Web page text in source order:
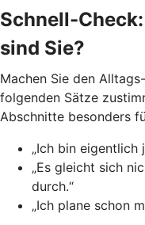
Schnell-
sind Sie?
Machen Sie den
folgenden Sätze
Abschnitte besonders
„Ich bin eigentlich
„Es gleicht sich
durch.“
„Ich plane schon